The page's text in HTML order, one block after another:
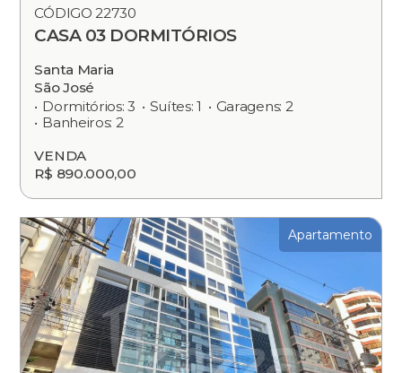
CÓDIGO 22730
CASA 03 DORMITÓRIOS
Santa Maria
São José
Dormitórios: 3
Suítes: 1
Garagens: 2
Banheiros: 2
VENDA
R$ 890.000,00
Apartamento